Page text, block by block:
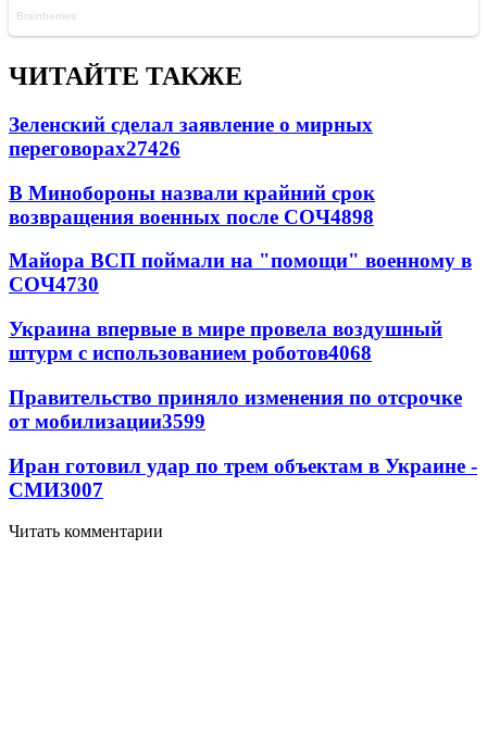
ЧИТАЙТЕ ТАКЖЕ
Зеленский сделал заявление о мирных
переговорах27426
В Минобороны назвали крайний срок
возвращения военных после СОЧ4898
Майора ВСП поймали на "помощи" военному в
СОЧ4730
Украина впервые в мире провела воздушный
штурм с использованием роботов4068
Правительство приняло изменения по отсрочке
от мобилизации3599
Иран готовил удар по трем объектам в Украине -
СМИ3007
Читать комментарии